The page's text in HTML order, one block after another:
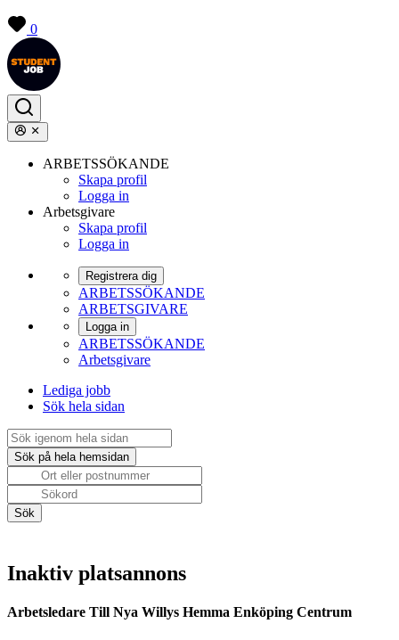
0
ARBETSSÖKANDE
Skapa profil
Logga in
Arbetsgivare
Skapa profil
Logga in
Registrera dig
ARBETSSÖKANDE
ARBETSGIVARE
Logga in
ARBETSSÖKANDE
Arbetsgivare
Lediga jobb
Sök hela sidan
Inaktiv platsannons
Arbetsledare Till Nya Willys Hemma Enköping Centrum